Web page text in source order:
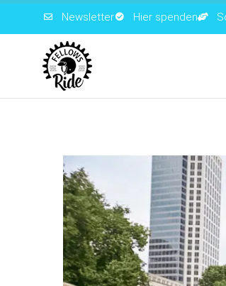
Newsletter Hier spenden